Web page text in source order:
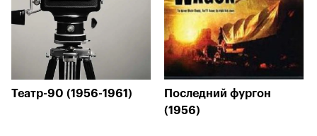
Театр-90 (1956-1961)
Последний фургон
(1956)